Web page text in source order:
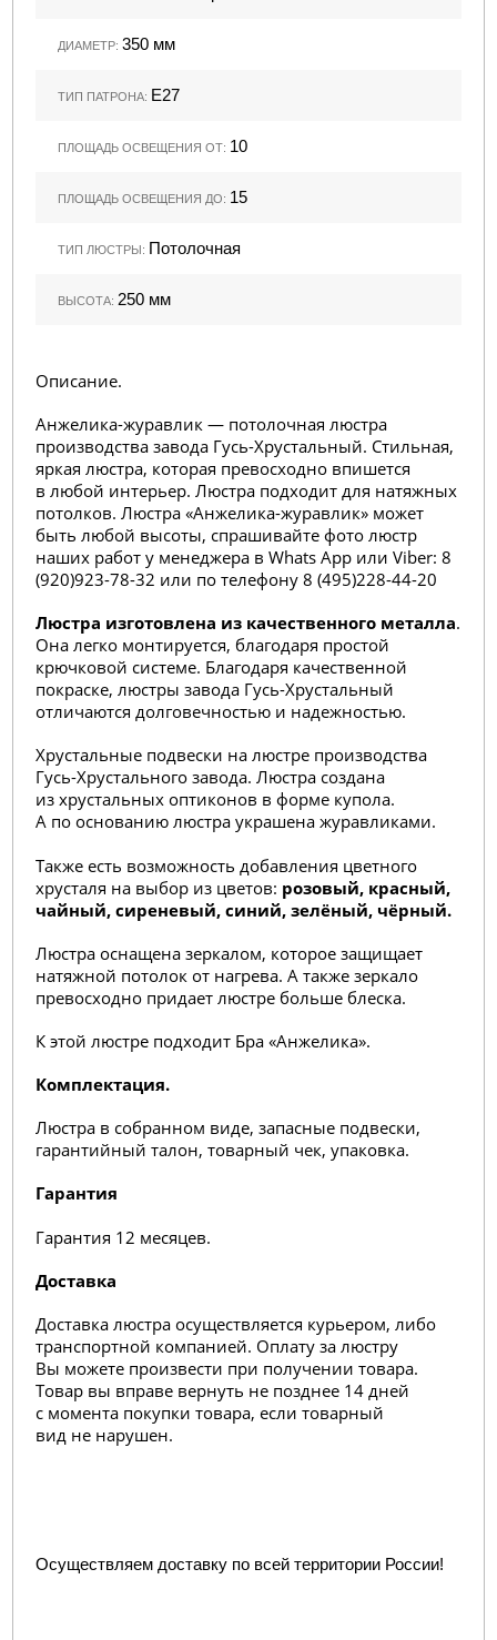
ДИАМЕТР:350 мм
ТИП ПАТРОНА: Е27
ПЛОЩАДЬ ОСВЕЩЕНИЯ ОТ: 10
ПЛОЩАДЬ ОСВЕЩЕНИЯ ДО: 15
ТИП ЛЮСТРЫ: Потолочная
ВЫСОТА: 250 мм
Описание.
Анжелика-журавлик — потолочная люстра
производства завода Гусь-Хрустальный. Стильная,
яркая люстра, которая превосходно впишется
в любой интерьер. Люстра подходит для натяжных
потолков. Люстра «Анжелика-журавлик» может
быть любой высоты, спрашивайте фото люстр
наших работ у менеджера в Whats App или Viber: 8
(920)923-78-32 или по телефону 8 (495)228-44-20
Люстра изготовлена из качественного металла.
Она легко монтируется, благодаря простой
крючковой системе. Благодаря качественной
покраске, люстры завода Гусь-Хрустальный
отличаются долговечностью и надежностью.
Хрустальные подвески на люстре производства
Гусь-Хрустального завода. Люстра создана
из хрустальных оптиконов в форме купола.
А по основанию люстра украшена журавликами.
Также есть возможность добавления цветного
хрусталя на выбор из цветов: розовый, красный,
чайный, сиреневый, синий, зелёный, чёрный.
Люстра оснащена зеркалом, которое защищает
натяжной потолок от нагрева. А также зеркало
превосходно придает люстре больше блеска.
К этой люстре подходит Бра «Анжелика».
Комплектация.
Люстра в собранном виде, запасные подвески,
гарантийный талон, товарный чек, упаковка.
Гарантия
Гарантия 12 месяцев.
Доставка
Доставка люстра осуществляется курьером, либо
транспортной компанией. Оплату за люстру
Вы можете произвести при получении товара.
Товар вы вправе вернуть не позднее 14 дней
с момента покупки товара, если товарный
вид не нарушен.
Осуществляем доставку по всей территории России!